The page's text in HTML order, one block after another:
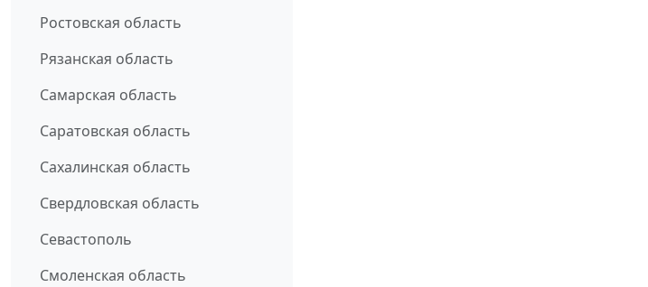
Ростовская область
Рязанская область
Самарская область
Саратовская область
Сахалинская область
Свердловская область
Севастополь
Смоленская область